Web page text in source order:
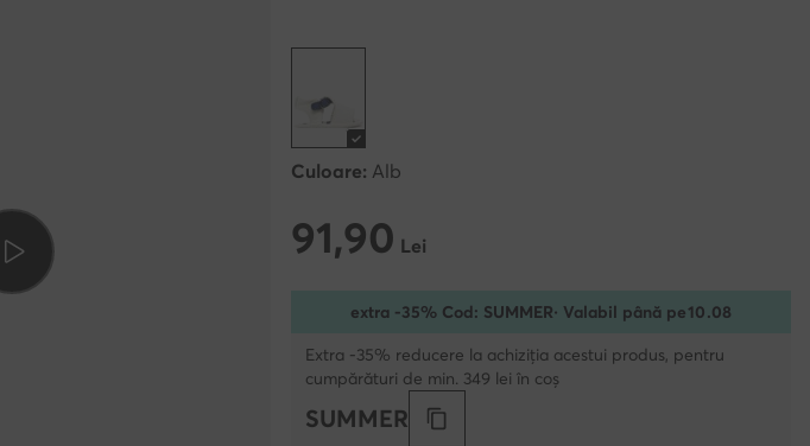
Culoare: Alb
91,90 Lei
91,90 Lei
extra -35% Cod: SUMMER· Valabil până pe10.08
Extra -35% reducere la achiziția acestui produs, pentru
cumpărături de min. 349 lei în coș
SUMMER